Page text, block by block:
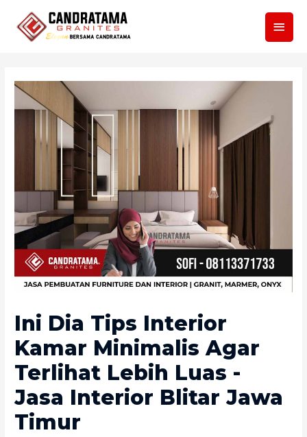
Ini Dia Tips Interior
Kamar Minimalis Agar
Terlihat Lebih Luas -
Jasa Interior Blitar Jawa
Timur